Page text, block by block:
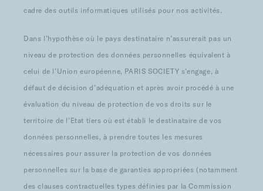
cadre des outils informatiques utilisés pour nos activités.
Dans l’hypothèse où le pays destinataire n’assurerait pas un
niveau de protection des données personnelles équivalent à
celui de l’Union européenne, PARIS SOCIETY s’engage, à
défaut de décision d’adéquation et après avoir procédé à une
évaluation du niveau de protection de vos droits sur le
territoire de l’Etat tiers où est établi le destinataire de vos
données personnelles, à prendre toutes les mesures
nécessaires pour assurer la protection de vos données
personnelles sur la base de garanties appropriées (notamment
des clauses contractuelles types définies par la Commission